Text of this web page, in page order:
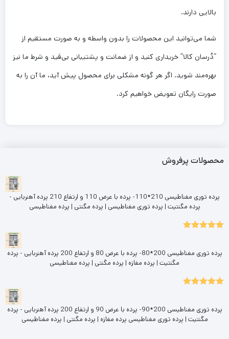
بالایی دارند.
شما می‌توانید این محصولات را بدون واسطه و به صورت مستقیم از
“دُرسان کالا” خریداری کنید و از ضمانت و پشتیبانی بی‌قید و شرط ما نیز
بهره‌مند شوید. اگر هر گونه مشکلی برای محصول پیش آید، ما آن را به
صورت رایگان تعویض خواهیم کرد.
محصولات پرفروش
پرده توری مغناطیسی 210*110- پرده با عرض 110 و ارتفاع 210 پرده آهنربایی -
پرده مگنتیت | پرده توری مغناطیسی | پرده مگنتی | پرده مغناطیسی
پرده توری مغناطیسی 200*80- پرده با عرض 80 و ارتفاع 200 پرده آهنربایی - پرده
مگنتیت | پرده مغازه | پرده مگنتی | پرده مغناطیسی
پرده توری مغناطیسی 200*90- پرده با عرض 90 و ارتفاع 200 پرده آهنربایی - پرده
مگنتیت | پرده توری مغناطیسی پرده مغازه | پرده مگنتی | پرده مغناطیسی